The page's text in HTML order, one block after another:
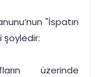
"İspatın
şöyledir:
üzerinde